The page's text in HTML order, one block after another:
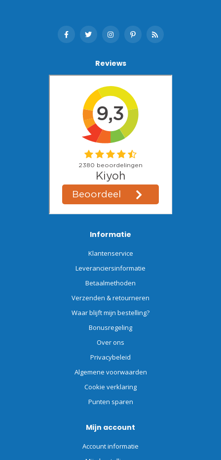
Reviews
Informatie
Klantenservice
Leveranciersinformatie
Betaalmethoden
Verzenden & retourneren
Waar blijft mijn bestelling?
Bonusregeling
Over ons
Privacybeleid
Algemene voorwaarden
Cookie verklaring
Punten sparen
Mijn account
Account informatie